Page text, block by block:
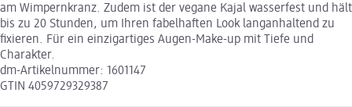
am Wimpernkranz. Zudem ist der vegane Kajal wasserfest und hält
bis zu 20 Stunden, um Ihren fabelhaften Look langanhaltend zu
fixieren. Für ein einzigartiges Augen-Make-up mit Tiefe und
Charakter.
dm-Artikelnummer: 1601147
GTIN 4059729329387